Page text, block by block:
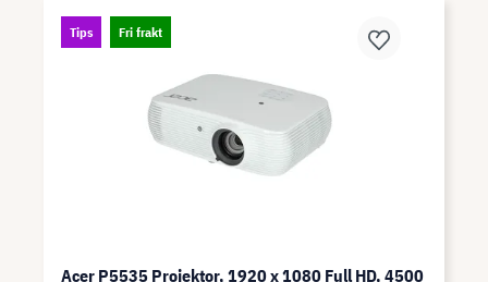
Tips Fri frakt
Acer P5535 Projektor, 1920 x 1080 Full HD, 4500